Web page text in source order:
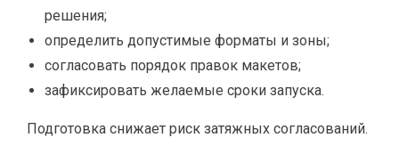
решения;
определить допустимые форматы и зоны;
согласовать порядок правок макетов;
зафиксировать желаемые сроки запуска.
Подготовка снижает риск затяжных согласований.